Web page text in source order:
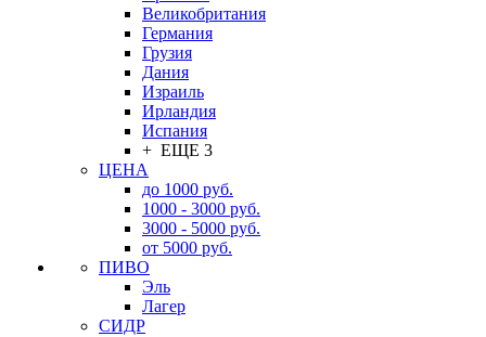
Великобритания
Германия
Грузия
Дания
Израиль
Ирландия
Испания
+ ЕЩЕ 3
ЦЕНА
до 1000 руб.
1000 - 3000 руб.
3000 - 5000 руб.
от 5000 руб.
ПИВО
Эль
Лагер
СИДР